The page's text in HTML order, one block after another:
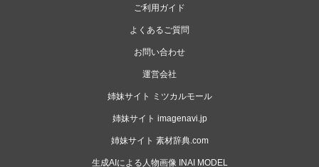
ご利用ガイド
よくあるご質問
お問い合わせ
運営会社
姉妹サイト ミツカルモール
姉妹サイト imagenavi.jp
姉妹サイト 素材辞典.com
生成AIによる人物画像 INAI MODEL